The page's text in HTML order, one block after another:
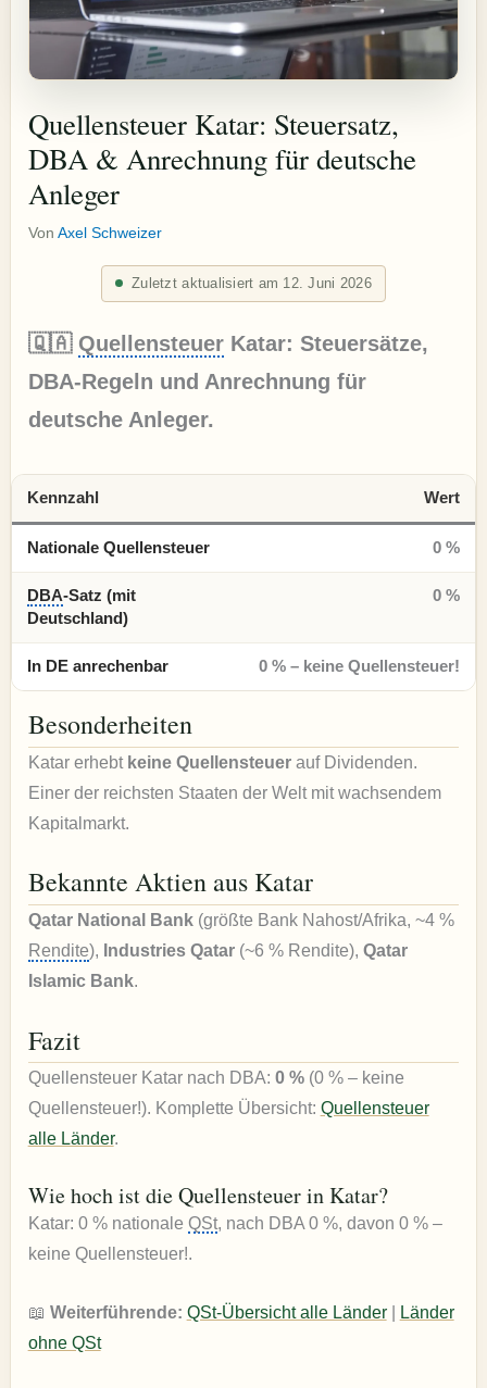
Quellensteuer Katar: Steuersatz,
DBA & Anrechnung für deutsche
Anleger
Von Axel Schweizer
Zuletzt aktualisiert am 12. Juni 2026
🇶🇦 QuellensteuerKatar: Steuersätze,
DBA-Regeln und Anrechnung für
deutsche Anleger.
Kennzahl Wert
Nationale Quellensteuer 0 %
DBA-Satz (mit
Deutschland)
0 %
In DE anrechenbar 0 % – keine Quellensteuer!
Besonderheiten
Katar erhebt keine Quellensteuerauf Dividenden.
Einer der reichsten Staaten der Welt mit wachsendem
Kapitalmarkt.
Bekannte Aktien aus Katar
Qatar National Bank(größte Bank Nahost/Afrika, ~4 %
Rendite), Industries Qatar(~6 % Rendite), Qatar
Islamic Bank.
Fazit
Quellensteuer Katar nach DBA: 0 %(0 % – keine
Quellensteuer!). Komplette Übersicht: Quellensteuer
alle Länder.
Wie hoch ist die Quellensteuer in Katar?
Katar: 0 % nationale QSt, nach DBA 0 %, davon 0 % –
keine Quellensteuer!.
📖 Weiterführende: QSt-Übersicht alle Länder|
Länder
ohne QSt